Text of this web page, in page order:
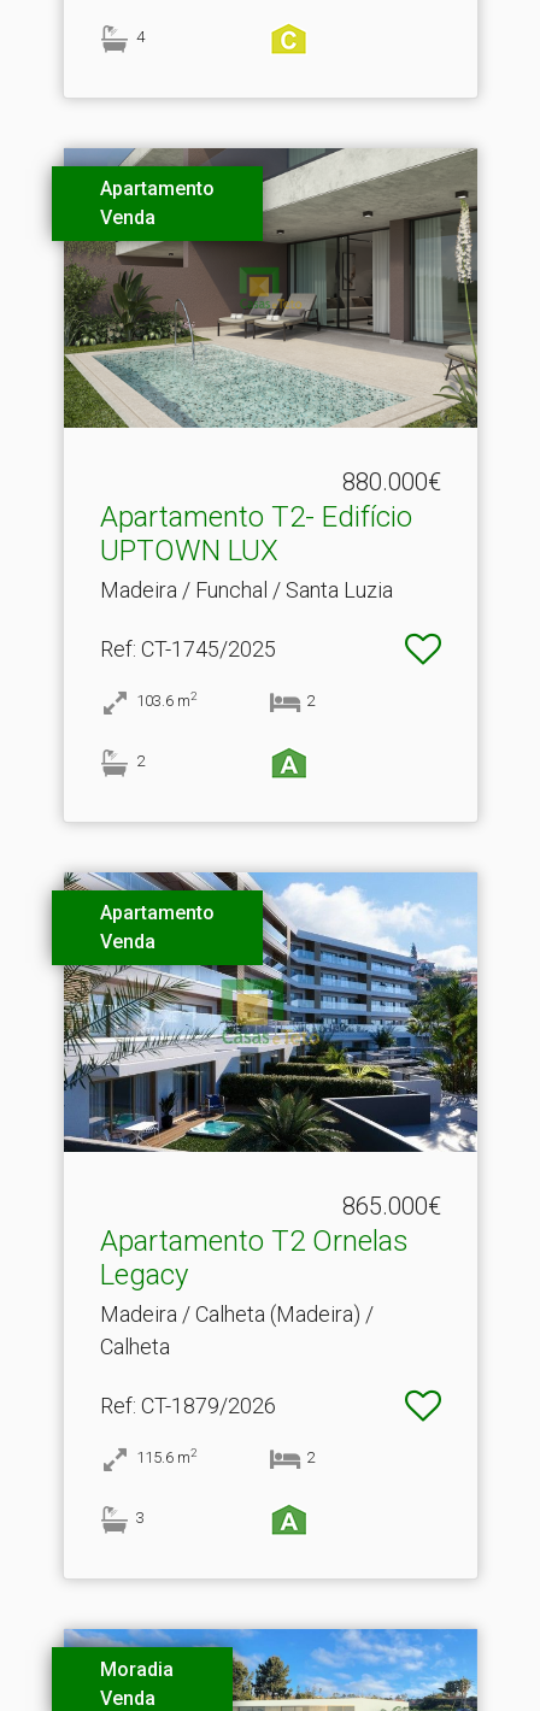
4
Apartamento
Venda
880.000€
Apartamento T2- Edifício
UPTOWN LUX
Madeira / Funchal / Santa Luzia
Ref: CT-1745/2025
103.6 m2 2
2
Apartamento
Venda
865.000€
Apartamento T2 Ornelas
Legacy
Madeira / Calheta (Madeira) /
Calheta
Ref: CT-1879/2026
115.6 m2 2
3
Moradia
Venda